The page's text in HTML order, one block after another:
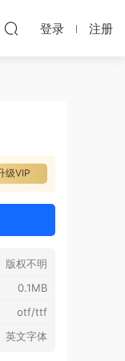
登录 注册
级VIP
版权不明
0.1MB
otf/ttf
英文字体